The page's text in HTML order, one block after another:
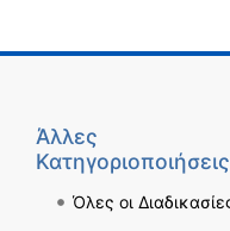
Άλλες
Κατηγοριοποιήσεις
Όλες οι